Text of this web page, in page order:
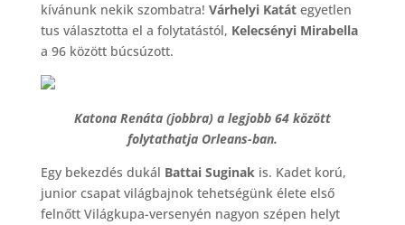
kívánunk nekik szombatra! Várhelyi Katátegyetlen
tus választotta el a folytatástól, Kelecsényi Mirabella
a 96 között búcsúzott.
Katona Renáta (jobbra) a legjobb 64 között
folytathatja Orleans-ban.
Egy bekezdés dukál Battai Suginakis. Kadet korú,
junior csapat világbajnok tehetségünk élete első
felnőtt Világkupa-versenyén nagyon szépen helyt